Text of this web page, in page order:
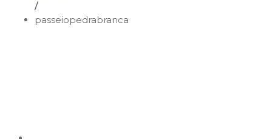
/
passeiopedrabranca